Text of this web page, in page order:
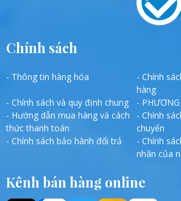
Chính sách
- Thông tin hàng hóa
- Chính
hàng
- Chính sách và quy định chung
-
- Hướng dẫn mua hàng và cách
thức thanh toán
- Chính
chuyển
- Chính sách bảo hành đổi trả
- Chính
nhân của
Kênh bán hàng online